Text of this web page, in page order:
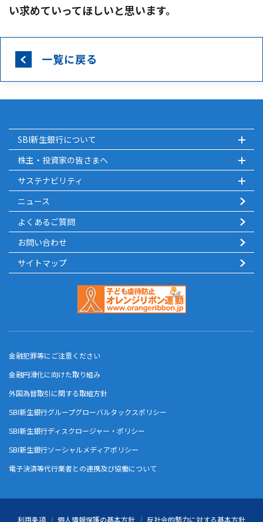
い求めていってほしいと思います。
一覧に戻る
SBI新生銀行について
株主・投資家の皆さまへ
サステナビリティ
ニュース
よくあるご質問
お問い合わせ
サイトマップ
金融犯罪等にご注意ください
金融円滑化に向けた取り組み
外国為替取引に関する取組方針
SBI新生銀行グループグローバルタックスポリシー
SBI新生銀行ディスクロージャー・ポリシー
SBI新生銀行ソーシャルメディアポリシー
電子決済等代行業者との連携及び協働について
利用条項 個人情報保護の基本方針 反社会的勢力に対する基本方針